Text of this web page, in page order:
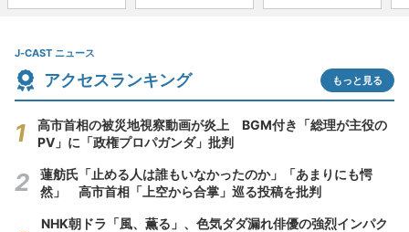
J-CAST ニュース
アクセスランキング もっと見る
高市首相の被災地視察動画が炎上 BGM付き「総理が主役の
PV」に「政権プロパガンダ」批判
蓮舫氏「止める人は誰もいなかったのか」「あまりにも愕
然」 高市首相「上空から合掌」巡る投稿を批判
NHK朝ドラ「風、薫る」、色気ダダ漏れ俳優の強烈インパク